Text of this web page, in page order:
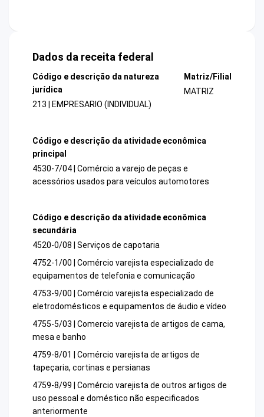
Dados da receita federal
Código e descrição da natureza
jurídica
213 | EMPRESARIO (INDIVIDUAL)
Matriz/Filial
MATRIZ
Código e descrição da atividade econômica
principal
4530-7/04 | Comércio a varejo de peças e
acessórios usados para veículos automotores
Código e descrição da atividade econômica
secundária
4520-0/08 | Serviços de capotaria
4752-1/00 | Comércio varejista especializado de
equipamentos de telefonia e comunicação
4753-9/00 | Comércio varejista especializado de
eletrodomésticos e equipamentos de áudio e vídeo
4755-5/03 | Comercio varejista de artigos de cama,
mesa e banho
4759-8/01 | Comércio varejista de artigos de
tapeçaria, cortinas e persianas
4759-8/99 | Comércio varejista de outros artigos de
uso pessoal e doméstico não especificados
anteriormente